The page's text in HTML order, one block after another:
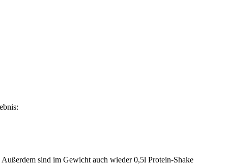
sind im Gewicht auch wieder 0,5l Protein-Shake